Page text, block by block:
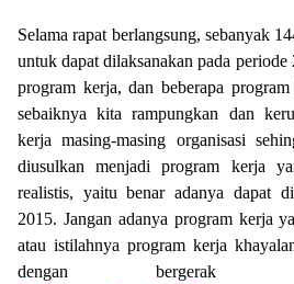
Selama rapat berlangsung, sebanyak
untuk dapat dilaksanakan pada
program kerja, dan beberapa
sebaiknya kita rampungkan dan
kerja masing-masing organisasi
diusulkan menjadi program kerja
realistis, yaitu benar adanya dapat
2015. Jangan adanya program kerja
atau istilahnya program kerja
dengan bergerak